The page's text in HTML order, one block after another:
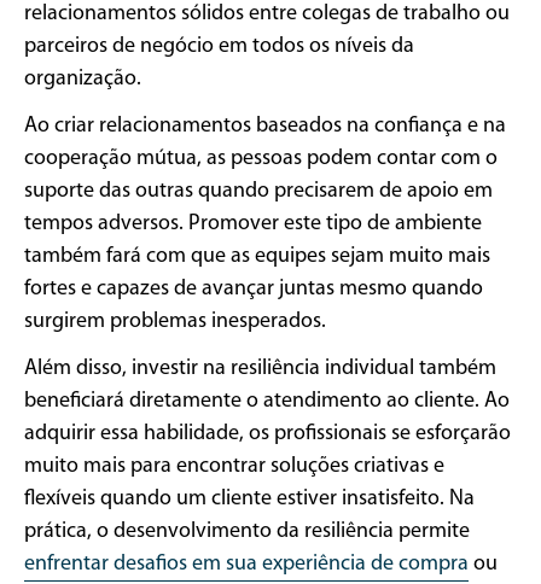
relacionamentos sólidos entre colegas de trabalho ou
parceiros de negócio em todos os níveis da
organização.
Ao criar relacionamentos baseados na confiança e na
cooperação mútua, as pessoas podem contar com o
suporte das outras quando precisarem de apoio em
tempos adversos. Promover este tipo de ambiente
também fará com que as equipes sejam muito mais
fortes e capazes de avançar juntas mesmo quando
surgirem problemas inesperados.
Além disso, investir na resiliência individual também
beneficiará diretamente o atendimento ao cliente. Ao
adquirir essa habilidade, os profissionais se esforçarão
muito mais para encontrar soluções criativas e
flexíveis quando um cliente estiver insatisfeito. Na
prática, o desenvolvimento da resiliência permite
enfrentar desafios em sua experiência de compra ou